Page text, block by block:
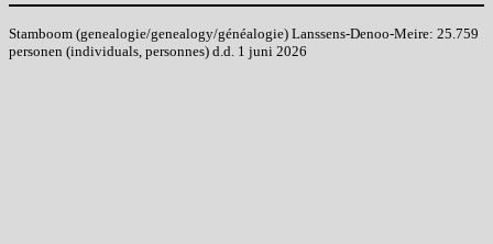
Stamboom (genealogie/genealogy/généalogie) Lanssens-Denoo-Meire: 25.759
personen (individuals, personnes) d.d. 1 juni 2026